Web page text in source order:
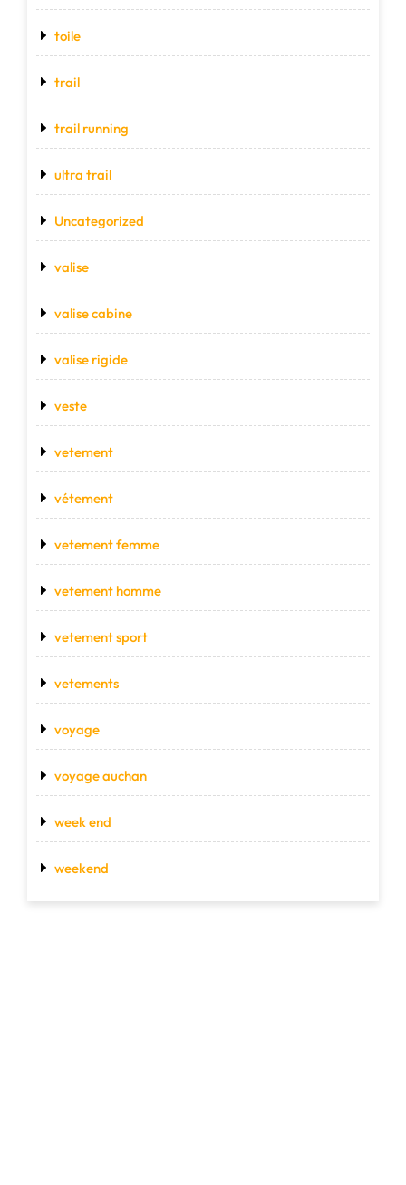
toile
trail
trail running
ultra trail
Uncategorized
valise
valise cabine
valise rigide
veste
vetement
vétement
vetement femme
vetement homme
vetement sport
vetements
voyage
voyage auchan
week end
weekend